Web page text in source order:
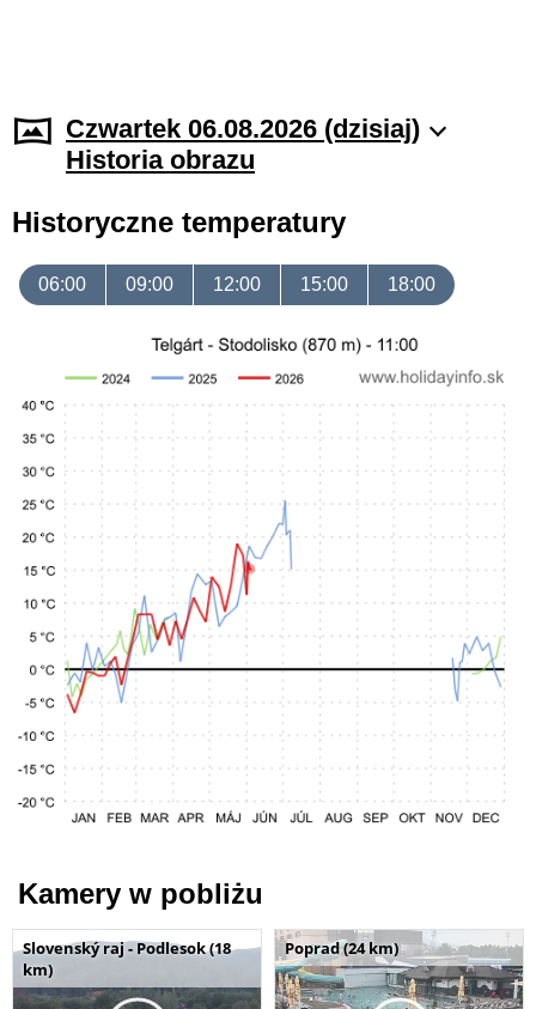
Czwartek 06.08.2026 (dzisiaj)
Historia obrazu
Historyczne temperatury
06:00 09:00 12:00 15:00 18:00
Kamery w pobliżu
Slovenský raj - Podlesok (18
km)
Poprad (24 km)